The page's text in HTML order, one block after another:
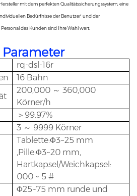
mit dem perfekten Qualitätssicherungssystem, eine
Bedürfnisse der Benutzer' und der
des Kunden sind Ihre Wahl wert.
rq-dsl-16r
16 Bahn
200,000 ～ 360,000
Körner/h
＞99.97%
3 ～ 9999 Körner
Tablette:Φ3~25 mm
,Pille:Φ3~20 mm,
Hartkapsel/Weichkapsel:
000 ~ 5 #
Φ25~75 mm runde und